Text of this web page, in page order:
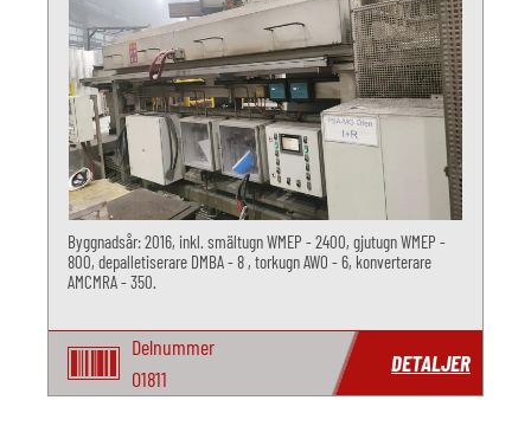
Byggnadsår: 2016, inkl. smältugn WMEP - 2400, gjutugn WMEP -
800, depalletiserare DMBA - 8 , torkugn AWO - 6, konverterare
AMCMRA - 350.
Delnummer
O1811
DETALJER